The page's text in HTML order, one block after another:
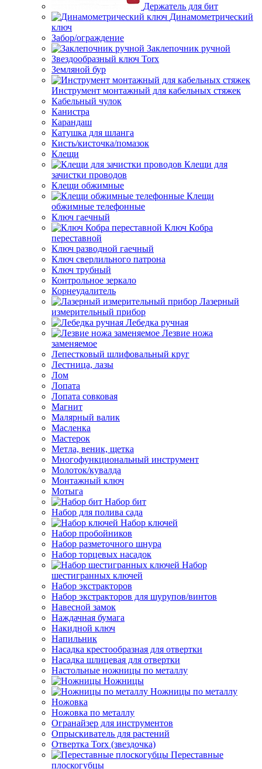
Держатель для бит
Динамометрический
ключ
Забор/ограждение
Заклепочник ручной
Звездообразный ключ Torx
Земляной бур
Инструмент монтажный для кабельных стяжек
Кабельный чулок
Канистра
Карандаш
Катушка для шланга
Кисть/кисточка/помазок
Клещи
Клещи для
зачистки проводов
Клещи обжимные
Клещи
обжимные телефонные
Ключ гаечный
Ключ Кобра
переставной
Ключ разводной гаечный
Ключ сверлильного патрона
Ключ трубный
Контрольное зеркало
Корнеудалитель
Лазерный
измерительный прибор
Лебедка ручная
Лезвие ножа
заменяемое
Лепестковый шлифовальный круг
Лестница, лазы
Лом
Лопата
Лопата совковая
Магнит
Малярный валик
Масленка
Мастерок
Метла, веник, щетка
Многофункциональный инструмент
Молоток/кувалда
Монтажный ключ
Мотыга
Набор бит
Набор для полива сада
Набор ключей
Набор пробойников
Набор разметочного шнура
Набор торцевых насадок
Набор
шестигранных ключей
Набор экстракторов
Набор экстракторов для шурупов/винтов
Навесной замок
Наждачная бумага
Накидной ключ
Напильник
Насадка крестообразная для отвертки
Насадка шлицевая для отвертки
Настольные ножницы по металлу
Ножницы
Ножницы по металлу
Ножовка
Ножовка по металлу
Огранайзер для инструментов
Опрыскиватель для растений
Отвертка Torx (звездочка)
Переставные
плоскогубцы